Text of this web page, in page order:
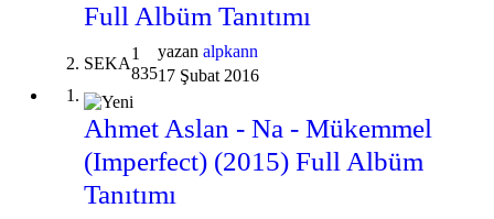
Full Albüm Tanıtımı
SEKA
1
835
yazan alpkann
17 Şubat 2016
Ahmet Aslan - Na - Mükemmel
(Imperfect) (2015) Full Albüm
Tanıtımı